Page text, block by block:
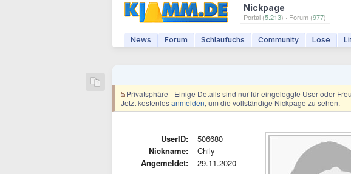
Nickpage
Portal (5.213) · Forum (977)
News Forum Schlaufuchs Community Lose
Privatsphäre - Einige Details sind nur für eingeloggte User oder
Jetzt kostenlosanmelden, um die vollständige Nickpage zu sehen.
UserID:
506680
Nickname:
Chily
Angemeldet:
29.11.2020